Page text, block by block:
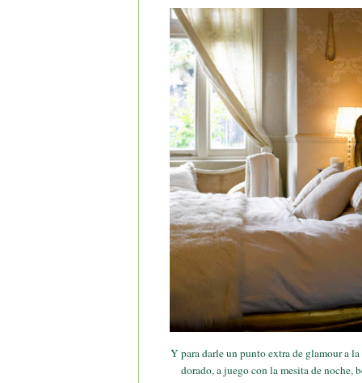
Y para darle un punto extra de glamour a
dorado, a juego con la mesita de noche,